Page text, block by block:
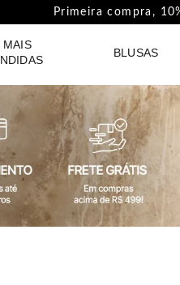
Primeira compra,
MAIS
BLUSAS